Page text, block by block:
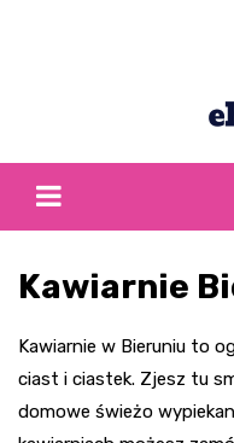
Kawiarnie
Kawiarnie w Bieruniu to
ciast i ciastek. Zjesz tu
domowe świeżo